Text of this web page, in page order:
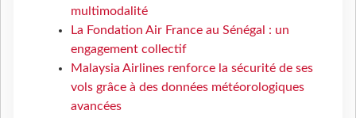
multimodalité
La Fondation Air France au Sénégal : un
engagement collectif
Malaysia Airlines renforce la sécurité de ses
vols grâce à des données météorologiques
avancées